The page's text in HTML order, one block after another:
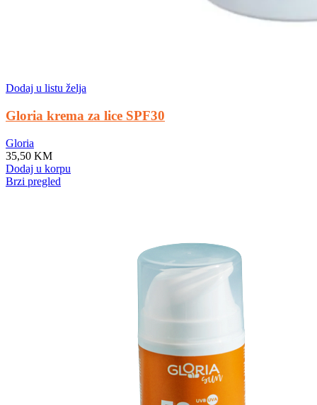
Dodaj u listu želja
Gloria krema za lice SPF30
Gloria
35,50 KM
Dodaj u korpu
Brzi pregled